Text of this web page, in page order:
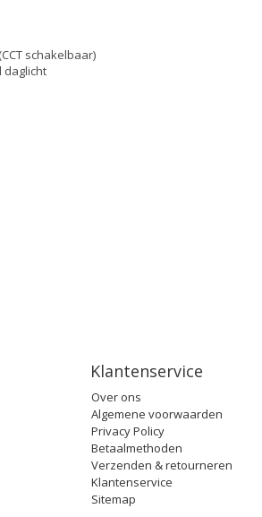
schakelbaar)
daglicht
Klantenservice
Over ons
Algemene voorwaarden
Privacy Policy
Betaalmethoden
Verzenden & retourneren
Klantenservice
Sitemap